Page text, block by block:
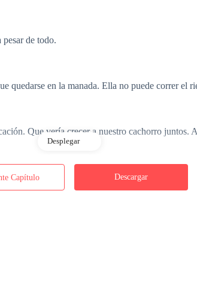
de todo.
quedarse en la manada. Ella no puede correr el
Que vería crecer a nuestro cachorro juntos.
en la cama del hospital.
eliges eso...? No importa. Si está decidido a
Desplegar
Capítulo Descargar